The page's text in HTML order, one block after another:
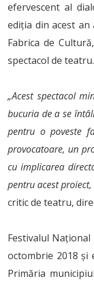
efervescent al
ediția din acest an
Fabrica de
spectacol de teatru.
„Acest spectacol
bucuria de a se
pentru o poveste
provocatoare, un
cu implicarea
pentru acest proiect,
critic de teatru,
Festivalul
octombrie 2018
Primăria